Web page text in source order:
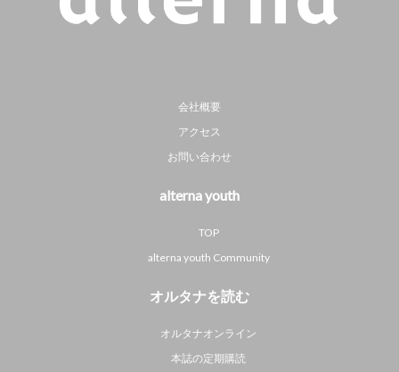
会社概要
アクセス
お問い合わせ
alterna youth
TOP
alterna youth Community
オルタナを読む
オルタナオンライン
本誌の定期購読